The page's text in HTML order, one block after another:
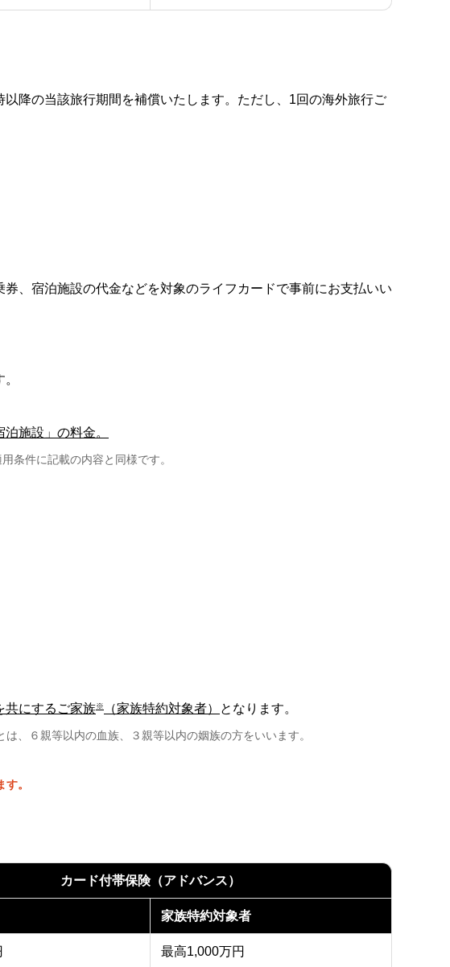
降の当該旅行期間を補償いたします。ただし、1回の海外旅行ご
、宿泊施設の代金などを対象のライフカードで事前にお支払いい
施設」の料金。
条件に記載の内容と同様です。
共にするご家族※ （家族特約対象者） となります。
、６親等以内の血族、３親等以内の姻族の方をいいます。
。
カード付帯保険（アドバンス）
家族特約対象者
最高1,000万円